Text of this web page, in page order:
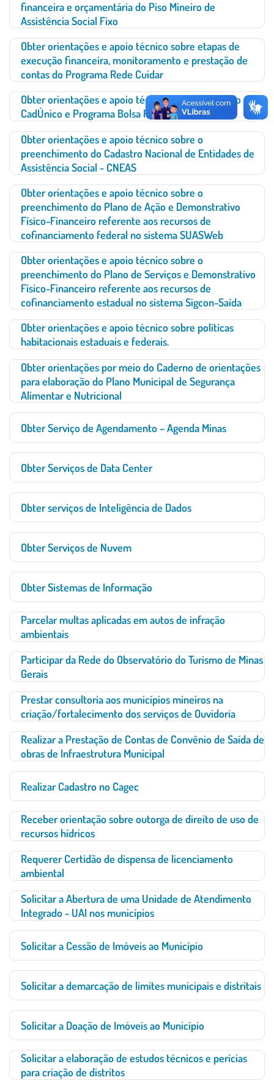
financeira e orçamentária do Piso Mineiro de
Assistência Social Fixo
Obter orientações e apoio técnico sobre etapas de
execução financeira, monitoramento e prestação de
contas do Programa Rede Cuidar
Obter orientações e apoio técnico sobre Gestão do
CadÚnico e Programa Bolsa Família
Obter orientações e apoio técnico sobre o
preenchimento do Cadastro Nacional de Entidades de
Assistência Social - CNEAS
Obter orientações e apoio técnico sobre o
preenchimento do Plano de Ação e Demonstrativo
Físico-Financeiro referente aos recursos de
cofinanciamento federal no sistema SUASWeb
Obter orientações e apoio técnico sobre o
preenchimento do Plano de Serviços e Demonstrativo
Físico-Financeiro referente aos recursos de
cofinanciamento estadual no sistema Sigcon-Saída
Obter orientações e apoio técnico sobre políticas
habitacionais estaduais e federais.
Obter orientações por meio do Caderno de orientações
para elaboração do Plano Municipal de Segurança
Alimentar e Nutricional
Obter Serviço de Agendamento – Agenda Minas
Obter Serviços de Data Center
Obter serviços de Inteligência de Dados
Obter Serviços de Nuvem
Obter Sistemas de Informação
Parcelar multas aplicadas em autos de infração
ambientais
Participar da Rede do Observatório do Turismo de Minas
Gerais
Prestar consultoria aos municípios mineiros na
criação/fortalecimento dos serviços de Ouvidoria
Realizar a Prestação de Contas de Convênio de Saída de
obras de Infraestrutura Municipal
Realizar Cadastro no Cagec
Receber orientação sobre outorga de direito de uso de
recursos hídricos
Requerer Certidão de dispensa de licenciamento
ambiental
Solicitar a Abertura de uma Unidade de Atendimento
Integrado - UAI nos municípios
Solicitar a Cessão de Imóveis ao Município
Solicitar a demarcação de limites municipais e distritais
Solicitar a Doação de Imóveis ao Município
Solicitar a elaboração de estudos técnicos e perícias
para criação de distritos